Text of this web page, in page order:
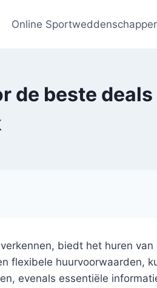
Online
de beste
biedt het huren van
flexibele huurvoorwaarden,
evenals essentiële